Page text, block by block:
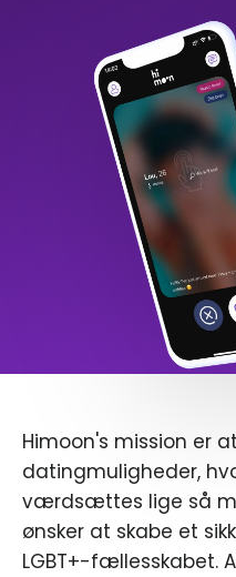
Himoon's mission er
datingmuligheder,
værdsættes lige så
ønsker at skabe et
LGBT+-fællesskabet.